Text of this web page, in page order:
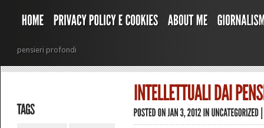
pensieri profondi